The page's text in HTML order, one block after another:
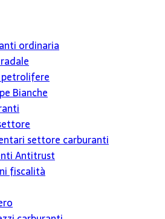
ordinaria
Bianche
settore carburanti
Antitrust
fiscalità